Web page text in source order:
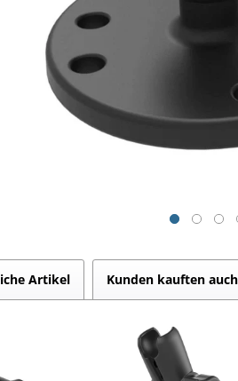
Artikel Kunden kauften auch